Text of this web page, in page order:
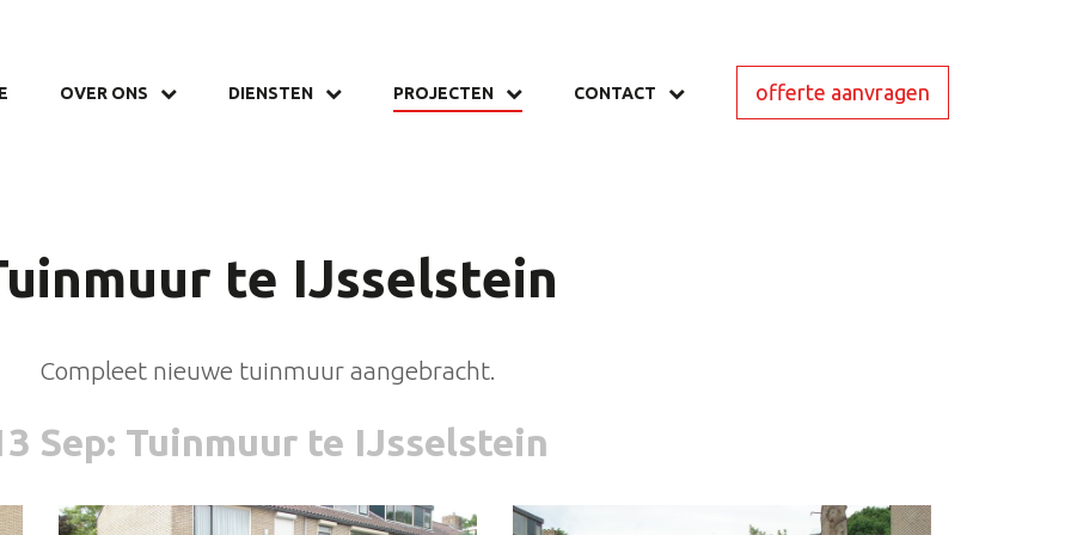
te IJsselstein
Compleet nieuwe tuinmuur aangebracht.
Sep: Tuinmuur te IJsselstein
OVER ONS DIENSTEN PROJECTEN CONTACT offerte aanvragen